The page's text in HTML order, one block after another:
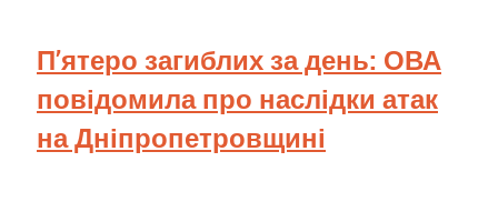
П’ятеро загиблих за день: ОВА
повідомила про наслідки атак
на Дніпропетровщині